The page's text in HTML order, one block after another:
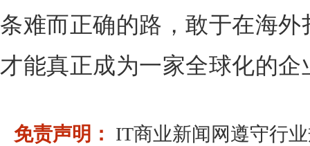
条难而正确的路，敢于在海
才能真正成为一家全球化的企
免责声明：
IT商业新闻网遵守行